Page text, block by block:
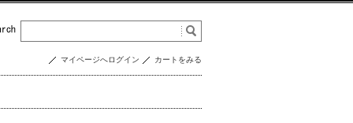
マイページへログイン カートをみる